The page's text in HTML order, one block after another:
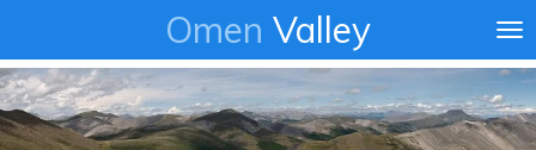
naar
de
hoofdinhoud
Omen Valley